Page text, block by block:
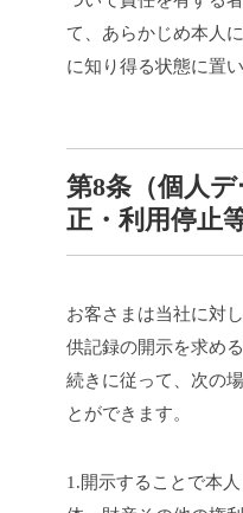
て、あらかじめ本人
に知り得る状態に置
第8条（個人
正・利用停止
お客さまは当社に対
供記録の開示を求め
続きに従って、次の
とができます。
1.開示することで本